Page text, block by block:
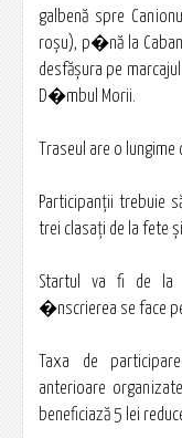
galbenă spre
roşu), p�nă la
desfăşura pe
D�mbul Morii.
Traseul are o lungime
Participanţii trebuie
trei clasaţi de la fete
Startul va fi de la
�nscrierea se face
Taxa de
anterioare
beneficiază 5 lei